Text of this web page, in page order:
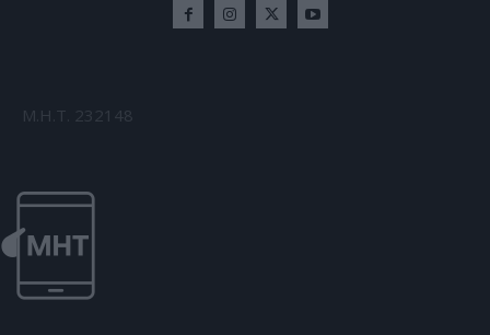
Μ.Η.Τ. 232148